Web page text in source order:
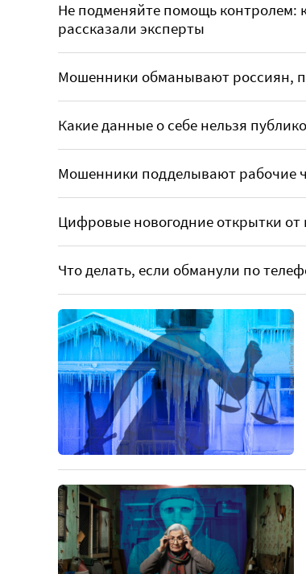
Не подменяйте помощь контролем:
рассказали эксперты
Мошенники обманывают россиян,
Какие данные о себе нельзя
Мошенники подделывают рабочие
Цифровые новогодние открытки
Что делать, если обманули по